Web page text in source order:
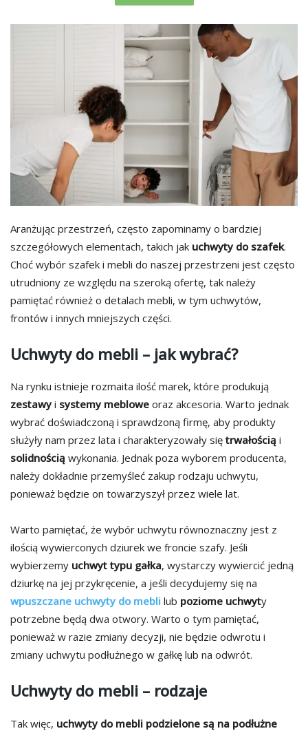
Aranżując przestrzeń, często zapominamy o bardziej
szczegółowych elementach, takich jak uchwyty do szafek.
Choć wybór szafek i mebli do naszej przestrzeni jest często
utrudniony ze względu na szeroką ofertę, tak należy
pamiętać również o detalach mebli, w tym uchwytów,
frontów i innych mniejszych części.
Uchwyty do mebli – jak wybrać?
Na rynku istnieje rozmaita ilość marek, które produkują
zestawyi systemy meblowe oraz akcesoria. Warto jednak
wybrać doświadczoną i sprawdzoną firmę, aby produkty
służyły nam przez lata i charakteryzowały siętrwałością i
solidnością wykonania. Jednak poza wyborem producenta,
należy dokładnie przemyśleć zakup rodzaju uchwytu,
ponieważ będzie on towarzyszył przez wiele lat.
Warto pamiętać, że wybór uchwytu równoznaczny jest z
ilością wywierconych dziurek we froncie szafy. Jeśli
wybierzemy uchwyt typu gałka, wystarczy wywiercić jedną
dziurkę na jej przykręcenie, a jeśli decydujemy się na
wpuszczane uchwyty do mebli lub poziome uchwyty
potrzebne będą dwa otwory. Warto o tym pamiętać,
ponieważ w razie zmiany decyzji, nie będzie odwrotu i
zmiany uchwytu podłużnego w gałkę lub na odwrót.
Uchwyty do mebli – rodzaje
Tak więc, uchwyty do mebli podzielone są na podłużne